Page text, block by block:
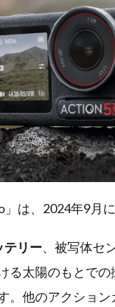
は、2024年9月
テリー、被写体セ
る太陽のもとでの
。他のアクショ